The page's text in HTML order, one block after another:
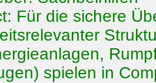
Für die sichere
spielen in